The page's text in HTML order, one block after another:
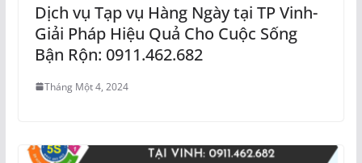
Dịch vụ Tạp vụ Hàng Ngày tại TP Vinh-
Giải Pháp Hiệu Quả Cho Cuộc Sống
Bận Rộn: 0911.462.682
Tháng Một 4, 2024